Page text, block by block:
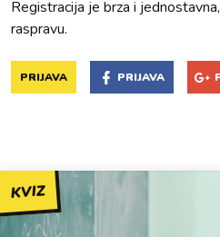
Registracija je brza i
raspravu.
PRIJAVA PRIJAVA
KVIZ